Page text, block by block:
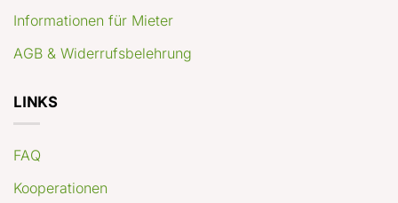
Informationen für Mieter
AGB & Widerrufsbelehrung
LINKS
FAQ
Kooperationen